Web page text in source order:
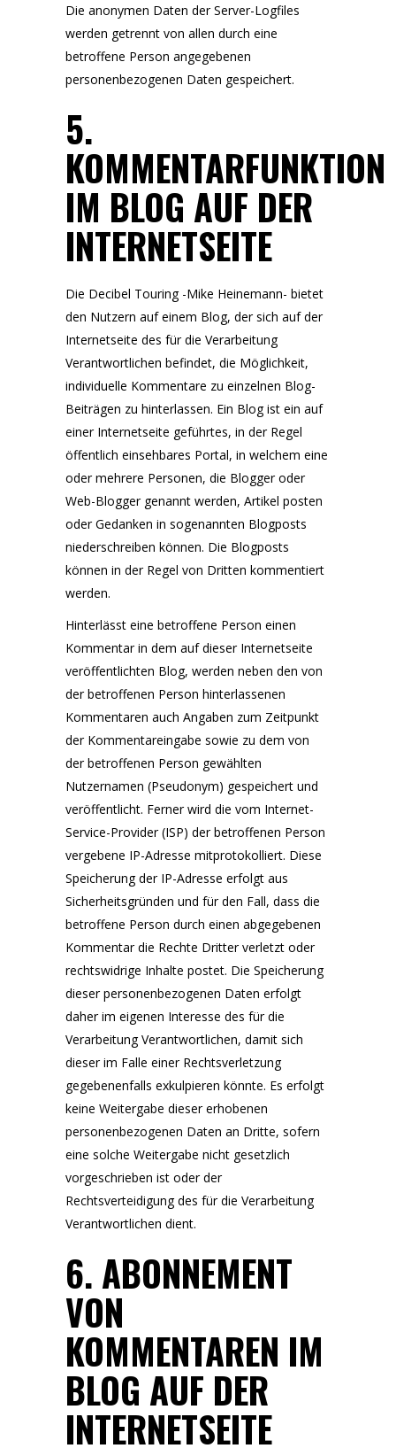
Die anonymen Daten der Server-Logfiles
werden getrennt von allen durch eine
betroffene Person angegebenen
personenbezogenen Daten gespeichert.
5.
KOMMENTARFUNKTION
IM BLOG AUF DER
INTERNETSEITE
Die Decibel Touring -Mike Heinemann- bietet
den Nutzern auf einem Blog, der sich auf der
Internetseite des für die Verarbeitung
Verantwortlichen befindet, die Möglichkeit,
individuelle Kommentare zu einzelnen Blog-
Beiträgen zu hinterlassen. Ein Blog ist ein auf
einer Internetseite geführtes, in der Regel
öffentlich einsehbares Portal, in welchem eine
oder mehrere Personen, die Blogger oder
Web-Blogger genannt werden, Artikel posten
oder Gedanken in sogenannten Blogposts
niederschreiben können. Die Blogposts
können in der Regel von Dritten kommentiert
werden.
Hinterlässt eine betroffene Person einen
Kommentar in dem auf dieser Internetseite
veröffentlichten Blog, werden neben den von
der betroffenen Person hinterlassenen
Kommentaren auch Angaben zum Zeitpunkt
der Kommentareingabe sowie zu dem von
der betroffenen Person gewählten
Nutzernamen (Pseudonym) gespeichert und
veröffentlicht. Ferner wird die vom Internet-
Service-Provider (ISP) der betroffenen Person
vergebene IP-Adresse mitprotokolliert. Diese
Speicherung der IP-Adresse erfolgt aus
Sicherheitsgründen und für den Fall, dass die
betroffene Person durch einen abgegebenen
Kommentar die Rechte Dritter verletzt oder
rechtswidrige Inhalte postet. Die Speicherung
dieser personenbezogenen Daten erfolgt
daher im eigenen Interesse des für die
Verarbeitung Verantwortlichen, damit sich
dieser im Falle einer Rechtsverletzung
gegebenenfalls exkulpieren könnte. Es erfolgt
keine Weitergabe dieser erhobenen
personenbezogenen Daten an Dritte, sofern
eine solche Weitergabe nicht gesetzlich
vorgeschrieben ist oder der
Rechtsverteidigung des für die Verarbeitung
Verantwortlichen dient.
6. ABONNEMENT
VON
KOMMENTAREN IM
BLOG AUF DER
INTERNETSEITE